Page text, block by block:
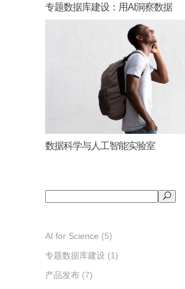
专题数据库建设：用AI洞察数据
数据科学与人工智能实验室
AI for Science (5)
专题数据库建设 (1)
产品发布 (7)